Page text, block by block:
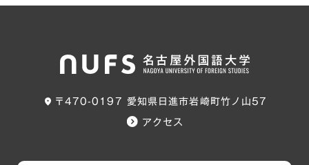
〒470-0197 愛知県日進市岩崎町竹ノ山57
アクセス